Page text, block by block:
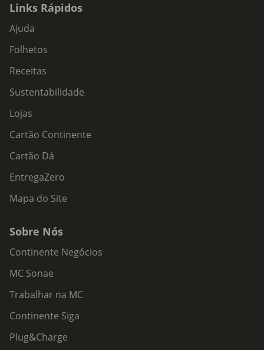
Links Rápidos
Ajuda
Folhetos
Receitas
Sustentabilidade
Lojas
Cartão Continente
Cartão Dá
EntregaZero
Mapa do Site
Sobre Nós
Continente Negócios
MC Sonae
Trabalhar na MC
Continente Siga
Plug&Charge